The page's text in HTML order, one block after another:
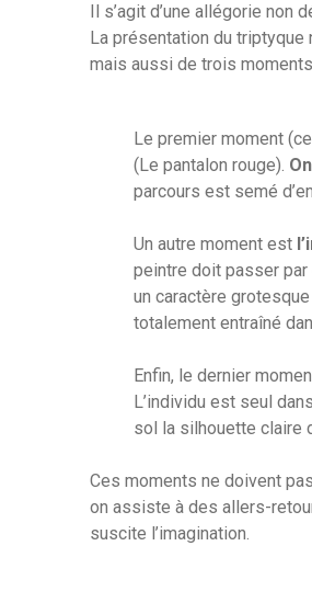
Il s’agit d’une allégorie non
La présentation du triptyque
mais aussi de trois
Le premier moment
(Le pantalon rouge).
parcours est semé
Un autre moment est
peintre doit passer par
un caractère
totalement entraîné
Enfin, le dernier
L’individu est seul
sol la silhouette claire
Ces moments ne doivent
on assiste à des allers-
suscite l’imagination.